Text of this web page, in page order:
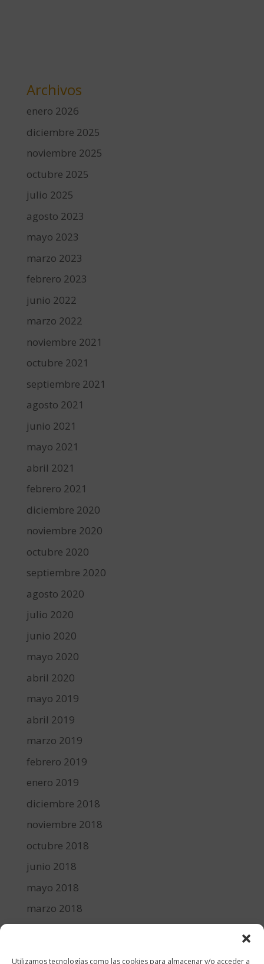
Utilizamos tecnologías como las cookies para almacenar y/o acceder a
Archivos
enero 2026
diciembre 2025
noviembre 2025
octubre 2025
julio 2025
agosto 2023
mayo 2023
marzo 2023
febrero 2023
junio 2022
marzo 2022
noviembre 2021
octubre 2021
septiembre 2021
agosto 2021
junio 2021
mayo 2021
abril 2021
febrero 2021
diciembre 2020
noviembre 2020
octubre 2020
septiembre 2020
agosto 2020
julio 2020
junio 2020
mayo 2020
abril 2020
mayo 2019
abril 2019
marzo 2019
febrero 2019
enero 2019
diciembre 2018
noviembre 2018
octubre 2018
junio 2018
mayo 2018
marzo 2018